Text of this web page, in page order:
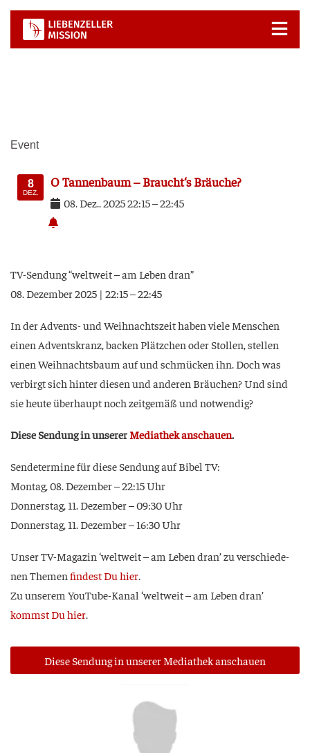
Zum
Inhalt
springen
Event
8
DEZ.
O Tan­nen­baum – Braucht‘s Bräuche?
08. Dez..202522:15–22:45
TV-Sen­dung “welt­weit – am Leben dran”
08. Dezem­ber 2025 | 22:15 – 22:45
In der Advents- und Weih­nachts­zeit haben vie­le Men­schen
einen Advents­kranz, backen Plätz­chen oder Stol­len, stel­len
einen Weih­nachts­baum auf und schmü­cken ihn. Doch was
ver­birgt sich hin­ter die­sen und ande­ren Bräu­chen? Und sind
sie heu­te über­haupt noch zeit­ge­mäß und notwendig?
Die­se Sen­dung in unse­rer Media­thek anschau­en.
Sen­de­ter­mi­ne für die­se Sen­dung auf Bibel TV:
Mon­tag, 08. Dezem­ber – 22:15 Uhr
Don­ners­tag, 11. Dezem­ber – 09:30 Uhr
Don­ners­tag, 11. Dezem­ber – 16:30 Uhr
Unser TV-Maga­zin ‘welt­weit – am Leben dran’ zu ver­schie­de­
nen The­men fin­dest Du hier.
Zu unse­rem You­Tube-Kanal ‘welt­weit – am Leben dran’
kommst Du hier.
Die­se Sen­dung in unse­rer Media­thek anschauen